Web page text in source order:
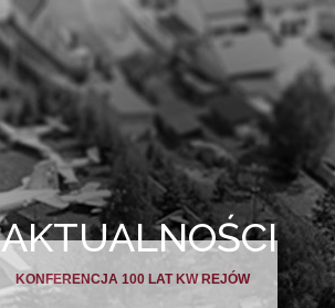
KONFERENCJA 100 LAT KW REJÓW
AKTUALNOŚCI